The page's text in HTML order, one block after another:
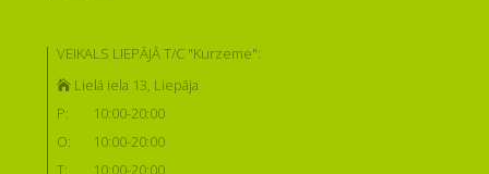
VEIKALS LIEPĀJĀ T/C "Kurzeme":
Lielā iela 13, Liepāja
P:
10:00-20:00
O:
10:00-20:00
T:
10:00-20:00